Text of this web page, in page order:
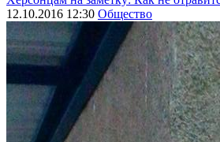
12.10.2016 12:30 Общество